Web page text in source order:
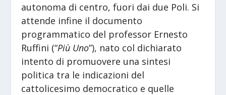
autonoma di centro, fuori dai due Poli. Si
attende infine il documento
programmatico del professor Ernesto
Ruffini (“Più Uno”), nato col dichiarato
intento di promuovere una sintesi
politica tra le indicazioni del
cattolicesimo democratico e quelle